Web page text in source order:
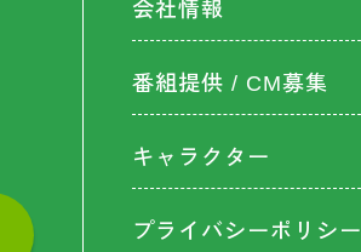
会社情報
番組提供 / CM募集
キャラクター
プライバシーポリシー